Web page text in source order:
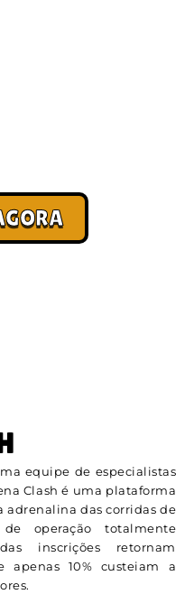
equipe de especialistas
Clash é uma plataforma
adrenalina das corridas de
operação totalmente
inscrições retornam
apenas 10% custeiam a